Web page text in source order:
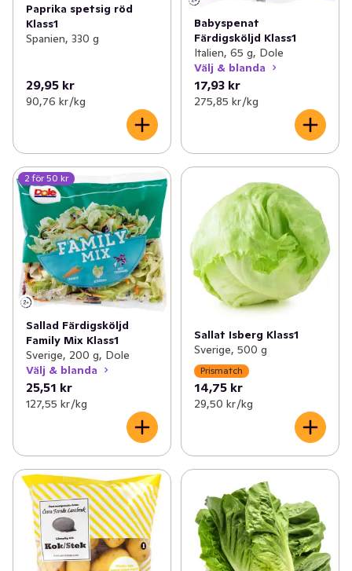
Paprika spetsig röd
Klass1
Spanien, 330 g
29,95 kr
90,76 kr /kg
Babyspenat
Färdigsköljd Klass1
Italien, 65 g, Dole
Välj & blanda
17,93 kr
275,85 kr /kg
2 för 50 kr
Sallad Färdigsköljd
Family Mix Klass1
Sverige, 200 g, Dole
Välj & blanda
25,51 kr
127,55 kr /kg
Sallat Isberg Klass1
Sverige, 500 g
Prismatch
14,75 kr
29,50 kr /kg